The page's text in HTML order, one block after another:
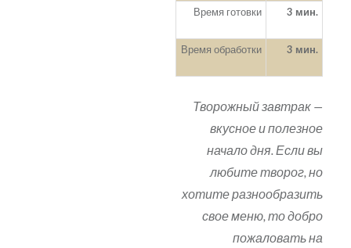
Время готовки 3 мин.
Время обработки 3 мин.
Творожный завтрак —
вкусное и полезное
начало дня. Если вы
любите творог, но
хотите разнообразить
свое меню, то добро
пожаловать на